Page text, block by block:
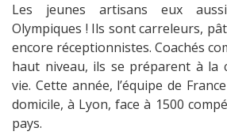
Les jeunes artisans eux
Olympiques ! Ils sont carreleurs,
encore réceptionnistes. Coachés
haut niveau, ils se préparent à la
vie. Cette année, l’équipe de
domicile, à Lyon, face à 1500
pays.